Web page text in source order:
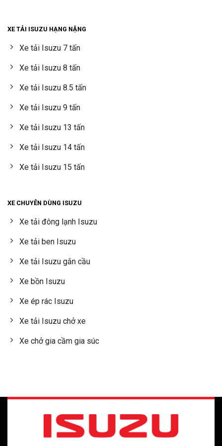
XE TẢI ISUZU HẠNG NẶNG
Xe tải Isuzu 7 tấn
Xe tải Isuzu 8 tấn
Xe tải Isuzu 8.5 tấn
Xe tải Isuzu 9 tấn
Xe tải Isuzu 13 tấn
Xe tải Isuzu 14 tấn
Xe tải Isuzu 15 tấn
XE CHUYÊN DÙNG ISUZU
Xe tải đông lạnh Isuzu
Xe tải ben Isuzu
Xe tải Isuzu gắn cầu
Xe bồn Isuzu
Xe ép rác Isuzu
Xe tải Isuzu chở xe
Xe chở gia cầm gia súc